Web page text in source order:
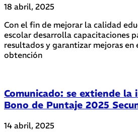
18 abril, 2025
Con el fin de mejorar la calidad
escolar desarrolla capacitaciones
resultados y garantizar mejoras en
obtención
Comunicado: se extiende la
Bono de Puntaje 2025
14 abril, 2025